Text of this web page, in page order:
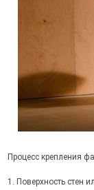
Процесс крепления
1. Поверхность стен